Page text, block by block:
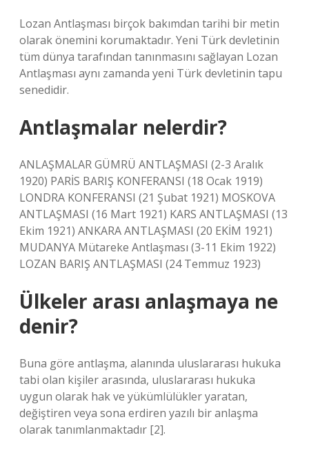
Lozan Antlaşması birçok bakımdan tarihi bir metin
olarak önemini korumaktadır. Yeni Türk devletinin
tüm dünya tarafından tanınmasını sağlayan Lozan
Antlaşması aynı zamanda yeni Türk devletinin tapu
senedidir.
Antlaşmalar nelerdir?
ANLAŞMALAR GÜMRÜ ANTLAŞMASI (2-3 Aralık
1920) PARİS BARIŞ KONFERANSI (18 Ocak 1919)
LONDRA KONFERANSI (21 Şubat 1921) MOSKOVA
ANTLAŞMASI (16 Mart 1921) KARS ANTLAŞMASI (13
Ekim 1921) ANKARA ANTLAŞMASI (20 EKİM 1921)
MUDANYA Mütareke Antlaşması (3-11 Ekim 1922)
LOZAN BARIŞ ANTLAŞMASI (24 Temmuz 1923)
Ülkeler arası anlaşmaya ne
denir?
Buna göre antlaşma, alanında uluslararası hukuka
tabi olan kişiler arasında, uluslararası hukuka
uygun olarak hak ve yükümlülükler yaratan,
değiştiren veya sona erdiren yazılı bir anlaşma
olarak tanımlanmaktadır [2].